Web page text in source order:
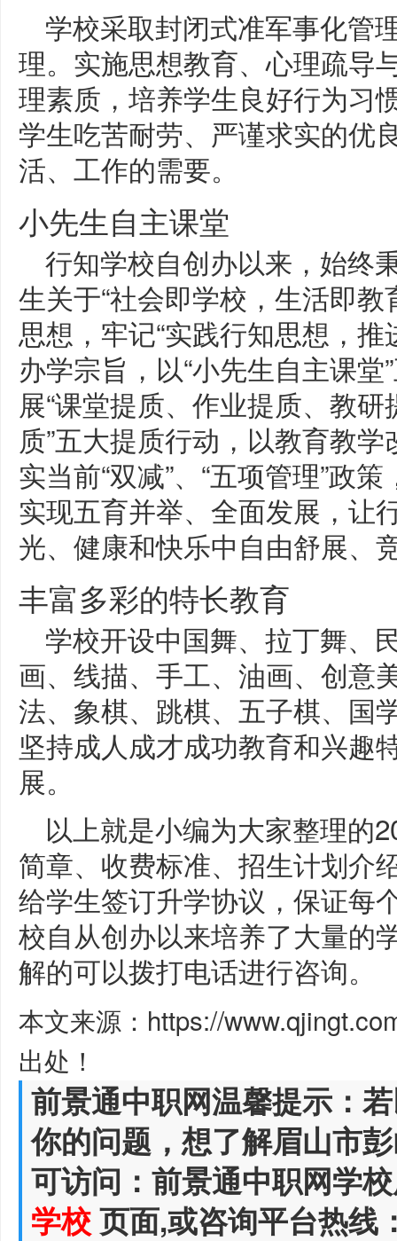
学校采取封闭式准军事化管
理。实施思想教育、心理疏导
理素质，培养学生良好行为习
学生吃苦耐劳、严谨求实的优
活、工作的需要。
小先生自主课堂
行知学校自创办以来，始终
生关于“社会即学校，生活即教
思想，牢记“实践行知思想，
办学宗旨，以“小先生自主课
展“课堂提质、作业提质、教
质”五大提质行动，以教育教
实当前“双减”、“五项管理”政
实现五育并举、全面发展，让
光、健康和快乐中自由舒展、
丰富多彩的特长教育
学校开设中国舞、拉丁舞、
画、线描、手工、油画、创意
法、象棋、跳棋、五子棋、国
坚持成人成才成功教育和兴趣
展。
以上就是小编为大家整理的
简章、收费标准、招生计划介
给学生签订升学协议，保证每
校自从创办以来培养了大量的
解的可以拨打电话进行咨询。
本文来源：https://
出处！
前景通中职网温馨提示：
你的问题，想了解眉山市
可访问：前景通中职网学
学校页面,或咨询平台热线